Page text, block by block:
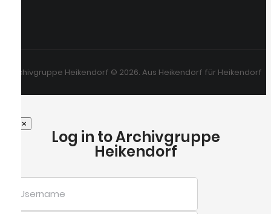
Archivgruppe Heikendorf © 2026. Aus Heikendorf für Heikendorf
×
Log in to Archivgruppe
Heikendorf